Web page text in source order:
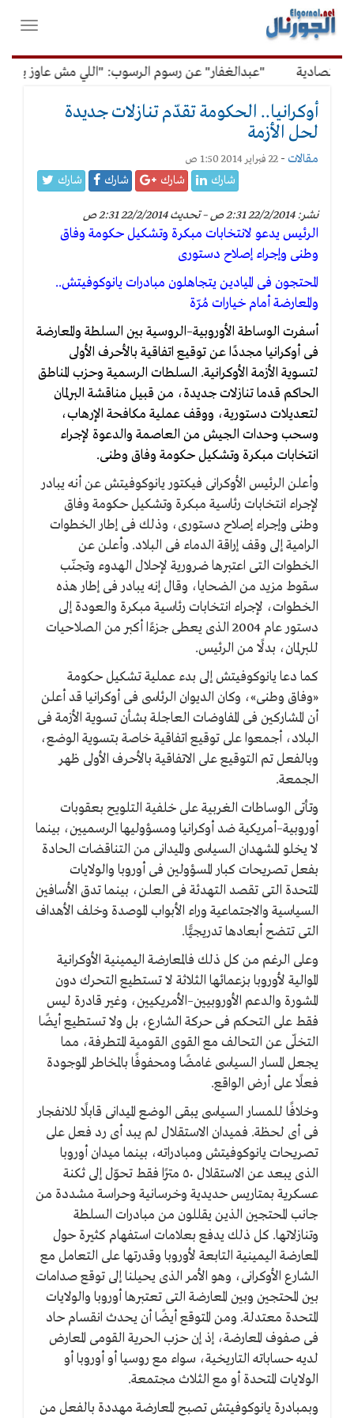
القائمة
الرئيسية
فتح
"عبدالغفار" عن رسوم الرسوب: "اللي مش عاوز يتعلم
أوكرانيا.. الحكومة تقدّم تنازلات جديدة
لحل الأزمة
مقالات - 22 فبراير 2014 1:50 ص
شارك شارك شارك شارك
نشر: 22/2/2014 2:31 ص – تحديث 22/2/2014 2:31 ص
الرئيس يدعو لانتخابات مبكرة وتشكيل حكومة وفاق
وطنى وإجراء إصلاح دستورى
المحتجون فى الميادين يتجاهلون مبادرات يانوكوفيتش..
والمعارضة أمام خيارات مُرّة
أسفرت الوساطة الأوروبية–الروسية بين السلطة والمعارضة
فى أوكرانيا مجددًا عن توقيع اتفاقية بالأحرف الأولى
لتسوية الأزمة الأوكرانية. السلطات الرسمية وحزب المناطق
الحاكم قدما تنازلات جديدة، من قبيل مناقشة البرلمان
لتعديلات دستورية، ووقف عملية مكافحة الإرهاب،
وسحب وحدات الجيش من العاصمة والدعوة لإجراء
انتخابات مبكرة وتشكيل حكومة وفاق وطنى.
وأعلن الرئيس الأوكرانى فيكتور يانوكوفيتش عن أنه يبادر
لإجراء انتخابات رئاسية مبكرة وتشكيل حكومة وفاق
وطنى وإجراء إصلاح دستورى، وذلك فى إطار الخطوات
الرامية إلى وقف إراقة الدماء فى البلاد. وأعلن عن
الخطوات التى اعتبرها ضرورية لإحلال الهدوء وتجنّب
سقوط مزيد من الضحايا، وقال إنه يبادر فى إطار هذه
الخطوات، لإجراء انتخابات رئاسية مبكرة والعودة إلى
دستور عام 2004 الذى يعطى جزءًا أكبر من الصلاحيات
للبرلمان، بدلًا من الرئيس.
كما دعا يانوكوفيتش إلى بدء عملية تشكيل حكومة
«وفاق وطنى»، وكان الديوان الرئاسى فى أوكرانيا قد أعلن
أن المشاركين فى المفاوضات العاجلة بشأن تسوية الأزمة فى
البلاد، أجمعوا على توقيع اتفاقية خاصة بتسوية الوضع،
وبالفعل تم التوقيع على الاتفاقية بالأحرف الأولى ظهر
الجمعة.
وتأتى الوساطات الغربية على خلفية التلويح بعقوبات
أوروبية–أمريكية ضد أوكرانيا ومسؤوليها الرسميين، بينما
لا يخلو المشهدان السياسى والميدانى من التناقضات الحادة
بفعل تصريحات كبار المسؤولين فى أوروبا والولايات
المتحدة التى تقصد التهدئة فى العلن، بينما تدق الأسافين
السياسية والاجتماعية وراء الأبواب الموصدة وخلف الأهداف
التى تتضح أبعادها تدريجيًّا.
وعلى الرغم من كل ذلك فالمعارضة اليمينية الأوكرانية
الموالية لأوروبا بزعمائها الثلاثة لا تستطيع التحرك دون
المشورة والدعم الأوروبيين–الأمريكيين، وغير قادرة ليس
فقط على التحكم فى حركة الشارع، بل ولا تستطيع أيضًا
التخلّى عن التحالف مع القوى القومية المتطرفة، مما
يجعل المسار السياسى غامضًا ومحفوفًا بالمخاطر الموجودة
فعلًا على أرض الواقع.
وخلافًا للمسار السياسى يبقى الوضع الميدانى قابلًا للانفجار
فى أى لحظة. فميدان الاستقلال لم يبد أى رد فعل على
تصريحات يانوكوفيتش ومبادراته، بينما ميدان أوروبا
الذى يبعد عن الاستقلال ٥٠ مترًا فقط تحوّل إلى ثكنة
عسكرية بمتاريس حديدية وخرسانية وحراسة مشددة من
جانب المحتجين الذين يقللون من مبادرات السلطة
وتنازلاتها. كل ذلك يدفع بعلامات استفهام كثيرة حول
المعارضة اليمينية التابعة لأوروبا وقدرتها على التعامل مع
الشارع الأوكرانى، وهو الأمر الذى يحيلنا إلى توقع صدامات
بين المحتجين وبين المعارضة التى تعتبرها أوروبا والولايات
المتحدة معتدلة. ومن المتوقع أيضًا أن يحدث انقسام حاد
فى صفوف المعارضة، إذ إن حزب الحرية القومى المعارض
لديه حساباته التاريخية، سواء مع روسيا أو أوروبا أو
الولايات المتحدة أو مع الثلاث مجتمعة.
وبمبادرة يانوكوفيتش تصبح المعارضة مهددة بالفعل من